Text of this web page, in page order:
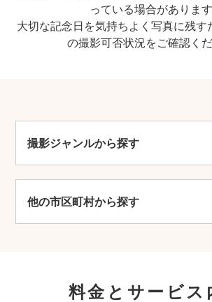
っている場合があります
大切な記念日を気持ちよく写真に残す
の撮影可否状況をご確認くだ
撮影ジャンルから探す
他の市区町村から探す
料金とサービス